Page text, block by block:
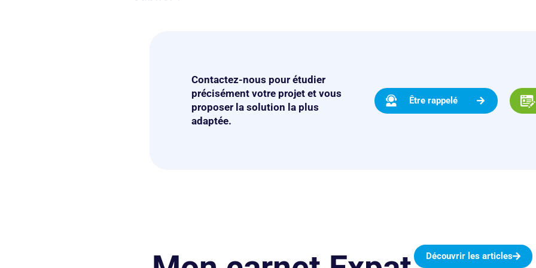
Contactez-nous pour étudier
précisément votre projet et vous
proposer la solution la plus
adaptée.
Être rappelé
Découvrir les articles